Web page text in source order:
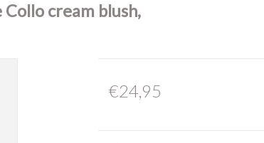
cream blush,
€24,95